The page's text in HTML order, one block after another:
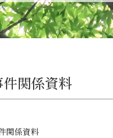
関係資料
関係資料